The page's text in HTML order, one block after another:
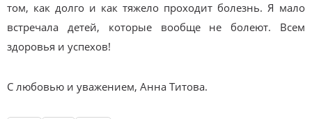
том, как долго и как тяжело проходит болезнь. Я мало
встречала детей, которые вообще не болеют. Всем
здоровья и успехов!
С любовью и уважением, Анна Титова.